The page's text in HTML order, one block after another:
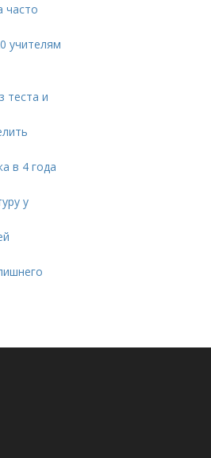
часто
учителям
теста и
в 4 года
у